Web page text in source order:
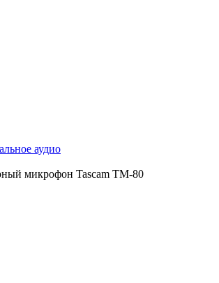
аудио
микрофон Tascam TM-80